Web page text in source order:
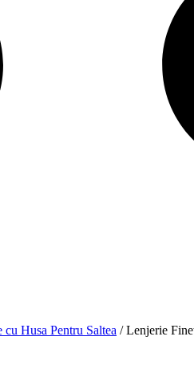
Husa Pentru Saltea / Lenjerie